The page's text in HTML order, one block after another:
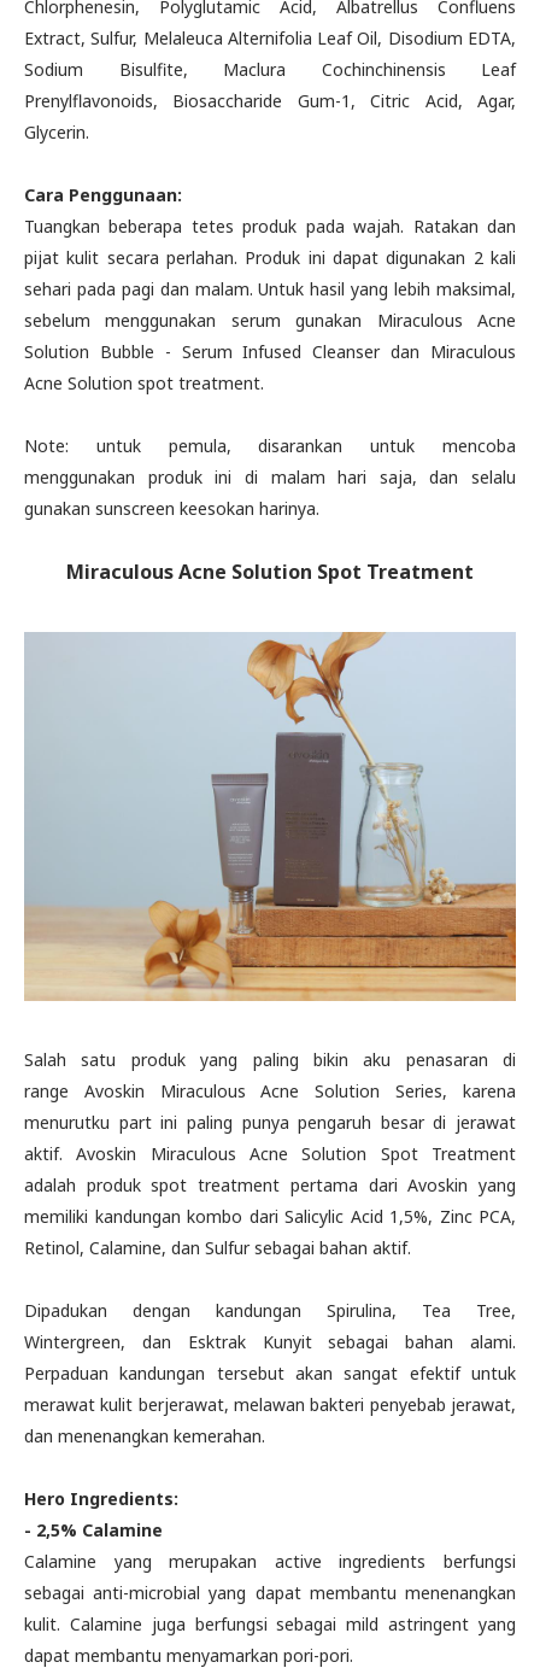
Chlorphenesin, Polyglutamic Acid, Albatrellus Confluens
Extract, Sulfur, Melaleuca Alternifolia Leaf Oil, Disodium EDTA,
Sodium Bisulfite, Maclura Cochinchinensis Leaf
Prenylflavonoids, Biosaccharide Gum-1, Citric Acid, Agar,
Glycerin.
Cara Penggunaan:
Tuangkan beberapa tetes produk pada wajah. Ratakan dan
pijat kulit secara perlahan. Produk ini dapat digunakan 2 kali
sehari pada pagi dan malam. Untuk hasil yang lebih maksimal,
sebelum menggunakan serum gunakan Miraculous Acne
Solution Bubble - Serum Infused Cleanser dan Miraculous
Acne Solution spot treatment.
Note: untuk pemula, disarankan untuk mencoba
menggunakan produk ini di malam hari saja, dan selalu
gunakan sunscreen keesokan harinya.
Miraculous Acne Solution Spot Treatment
Salah satu produk yang paling bikin aku penasaran di
range Avoskin Miraculous Acne Solution Series, karena
menurutku part ini paling punya pengaruh besar di jerawat
aktif. Avoskin Miraculous Acne Solution Spot Treatment
adalah produk spot treatment pertama dari Avoskin yang
memiliki kandungan kombo dari Salicylic Acid 1,5%, Zinc PCA,
Retinol, Calamine, dan Sulfur sebagai bahan aktif.
Dipadukan dengan kandungan Spirulina, Tea Tree,
Wintergreen, dan Esktrak Kunyit sebagai bahan alami.
Perpaduan kandungan tersebut akan sangat efektif untuk
merawat kulit berjerawat, melawan bakteri penyebab jerawat,
dan menenangkan kemerahan.
Hero Ingredients:
- 2,5% Calamine
Calamine yang merupakan active ingredients berfungsi
sebagai anti-microbial yang dapat membantu menenangkan
kulit. Calamine juga berfungsi sebagai mild astringent yang
dapat membantu menyamarkan pori-pori.